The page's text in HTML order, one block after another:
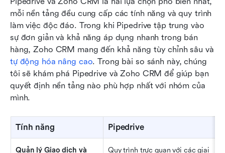
mỗi nền tảng đều cung cấp các tính năng và quy trình
làm việc độc đáo. Trong khi Pipedrive tập trung vào
sự đơn giản và khả năng áp dụng nhanh trong bán
tự động hóa nâng cao. Trong bài so sánh này, chúng
tôi sẽ khám phá Pipedrive và Zoho CRM để giúp bạn
quyết định nền tảng nào phù hợp nhất với nhóm của
mình.
Tính năng Pipedrive
Quản lý Giao dịch và
Quy trình trực quan với các giai